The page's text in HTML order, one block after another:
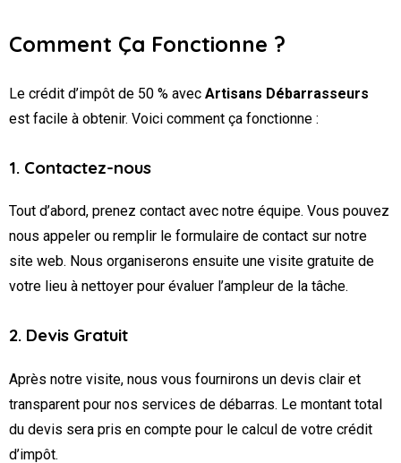
Comment Ça Fonctionne ?
Le crédit d’impôt de 50 % avec Artisans Débarrasseurs
est facile à obtenir. Voici comment ça fonctionne :
1. Contactez-nous
Tout d’abord, prenez contact avec notre équipe. Vous pouvez
nous appeler ou remplir le formulaire de contact sur notre
site web. Nous organiserons ensuite une visite gratuite de
votre lieu à nettoyer pour évaluer l’ampleur de la tâche.
2. Devis Gratuit
Après notre visite, nous vous fournirons un devis clair et
transparent pour nos services de débarras. Le montant total
du devis sera pris en compte pour le calcul de votre crédit
d’impôt.